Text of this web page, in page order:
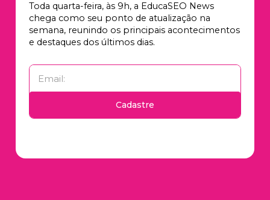
Toda quarta-feira, às 9h, a EducaSEO News
chega como seu ponto de atualização na
semana, reunindo os principais acontecimentos
e destaques dos últimos dias.
Cadastre